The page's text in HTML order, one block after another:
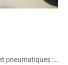
crévuré: Suspensions américaines, allemandes et pneumatiques : comparaison des caractéristiques, des performances et des scénarios d'application